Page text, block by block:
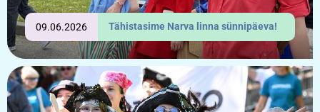
09.06.2026 Tähistasime Narva linna sünnipäeva!